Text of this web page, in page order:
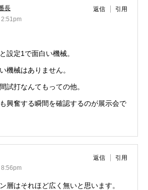
長
返信 引用
設定1で面白い機械。
機械はありません。
試打なんてもっての他。
興奮する瞬間を確認するのが展示会で
返信 引用
層はそれほど広く無いと思います。